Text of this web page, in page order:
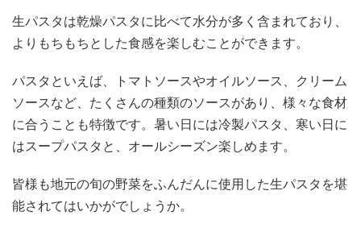
生パスタは乾燥パスタに比べて水分が多く含まれており、
よりもちもちとした食感を楽しむことができます。
パスタといえば、トマトソースやオイルソース、クリーム
ソースなど、たくさんの種類のソースがあり、様々な食材
に合うことも特徴です。暑い日には冷製パスタ、寒い日に
はスープパスタと、オールシーズン楽しめます。
皆様も地元の旬の野菜をふんだんに使用した生パスタを堪
能されてはいかがでしょうか。